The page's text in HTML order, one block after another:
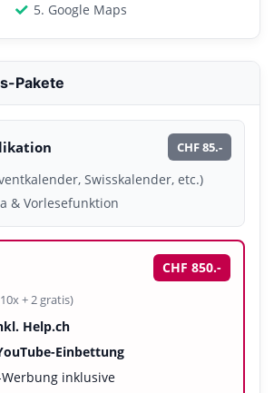
5. Google Maps
Pakete
CHF 85.-
Swisskalender, etc.)
& Vorlesefunktion
CHF 850.-
+ 2 gratis)
Help.ch
Einbettung
inklusive